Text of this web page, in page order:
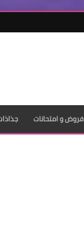
فروض و امتحانات